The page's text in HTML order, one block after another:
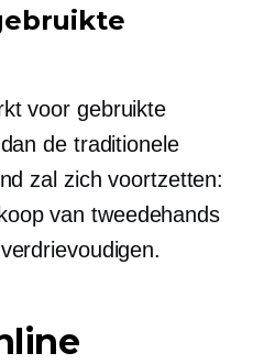
voor gebruikte
de traditionele
zal zich voortzetten:
van tweedehands